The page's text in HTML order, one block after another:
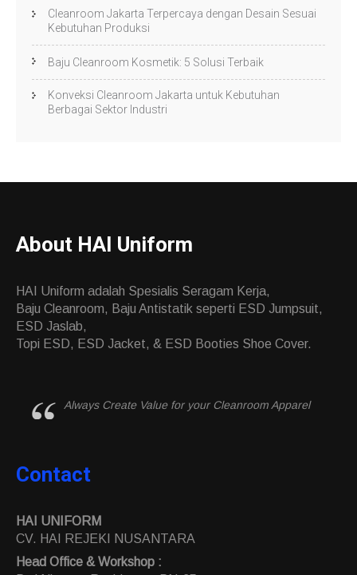
Cleanroom Jakarta Terpercaya dengan Desain Sesuai
Kebutuhan Produksi
Baju Cleanroom Kosmetik: 5 Solusi Terbaik
Konveksi Cleanroom Jakarta untuk Kebutuhan
Berbagai Sektor Industri
About HAI Uniform
HAI Uniform adalah Spesialis Seragam Kerja,
Baju Cleanroom, Baju Antistatik seperti ESD Jumpsuit,
ESD Jaslab,
Topi ESD, ESD Jacket, & ESD Booties Shoe Cover.
Always Create Value for your Cleanroom Apparel
Contact
HAI UNIFORM
CV. HAI REJEKI NUSANTARA
Head Office & Workshop :